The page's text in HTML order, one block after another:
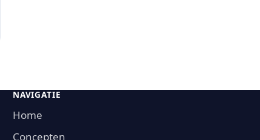
NAVIGATIE
Home
Concepten